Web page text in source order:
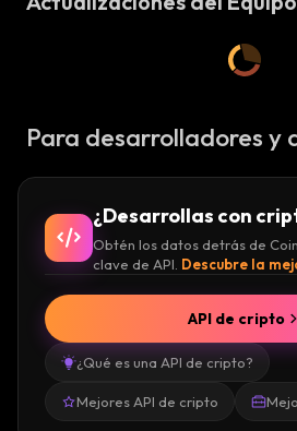
Para desarrolladores y
¿Desarrollas con
Obtén los datos detrás de
clave de API. Descubre la
¿Qué es una API de cripto?
Mejores API de cripto
API de cripto